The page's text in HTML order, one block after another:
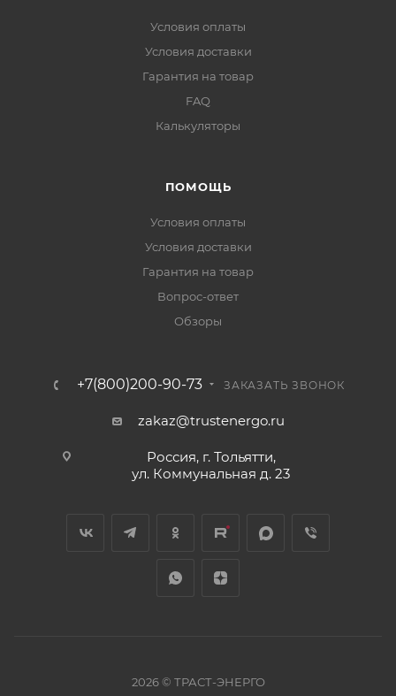
Условия оплаты
Условия доставки
Гарантия на товар
FAQ
Калькуляторы
ПОМОЩЬ
Условия оплаты
Условия доставки
Гарантия на товар
Вопрос-ответ
Обзоры
+7(800)200-90-73 ЗАКАЗАТЬ ЗВОНОК
zakaz@trustenergo.ru
Россия, г. Тольятти,
ул. Коммунальная д. 23
2026 © ТРАСТ-ЭНЕРГО